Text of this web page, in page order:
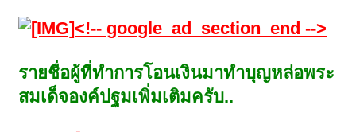
<!-- google_ad_section_end -->
รายชื่อผู้ที่ทำการโอนเงินมาทำบุญหล่อพระ
สมเด็จองค์ปฐมเพิ่มเติมครับ..